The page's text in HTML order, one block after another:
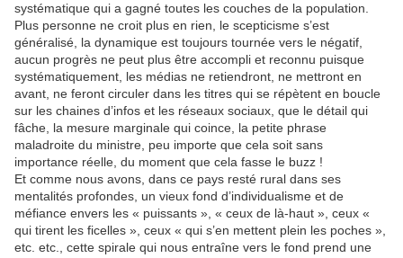
systématique qui a gagné toutes les couches de la population.
Plus personne ne croit plus en rien, le scepticisme s’est
généralisé, la dynamique est toujours tournée vers le négatif,
aucun progrès ne peut plus être accompli et reconnu puisque
systématiquement, les médias ne retiendront, ne mettront en
avant, ne feront circuler dans les titres qui se répètent en boucle
sur les chaines d’infos et les réseaux sociaux, que le détail qui
fâche, la mesure marginale qui coince, la petite phrase
maladroite du ministre, peu importe que cela soit sans
importance réelle, du moment que cela fasse le buzz !
Et comme nous avons, dans ce pays resté rural dans ses
mentalités profondes, un vieux fond d’individualisme et de
méfiance envers les « puissants », « ceux de là-haut », ceux «
qui tirent les ficelles », ceux « qui s’en mettent plein les poches »,
etc. etc., cette spirale qui nous entraîne vers le fond prend une